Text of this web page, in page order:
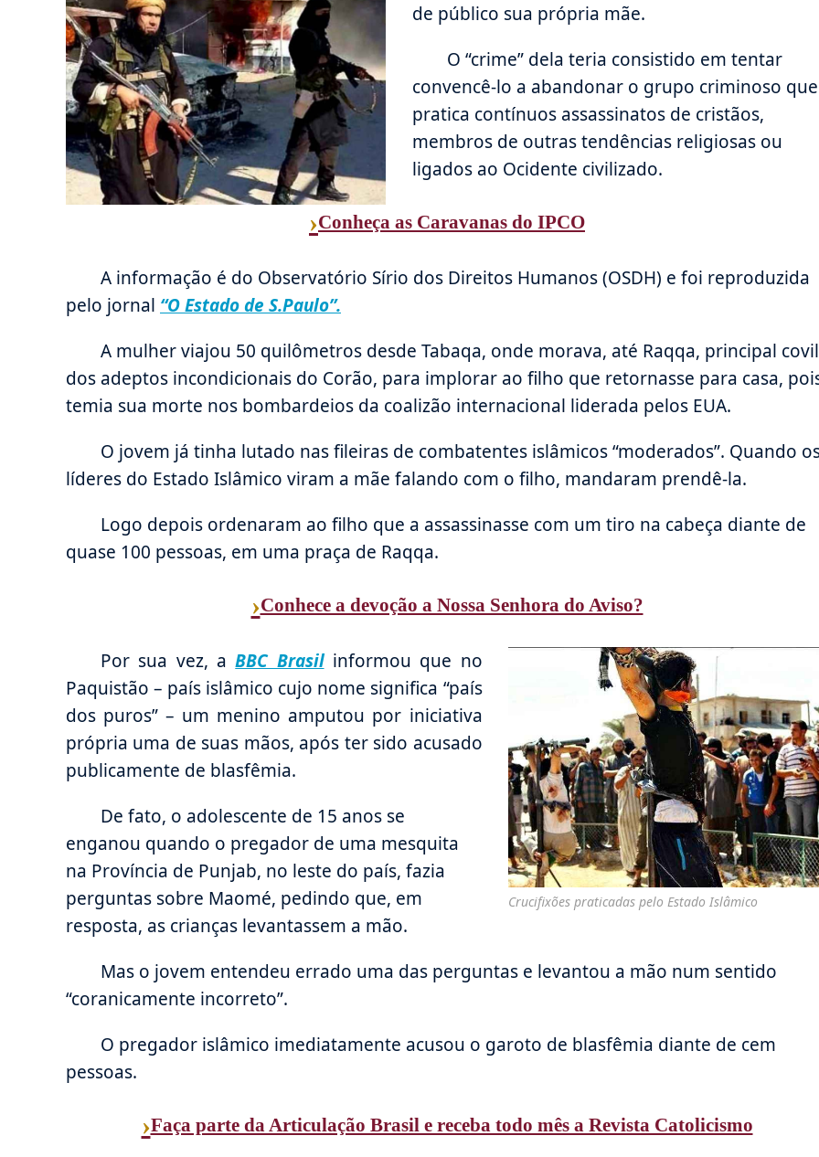
de público sua própria mãe.
O “crime” dela teria consistido em tentar
convencê-lo a abandonar o grupo criminoso que
pratica contínuos assassinatos de cristãos,
membros de outras tendências religiosas ou
ligados ao Ocidente civilizado.
›Conheça as Caravanas do IPCO
A informação é do Observatório Sírio dos Direitos Humanos (OSDH) e foi reproduzida
pelo jornal “O Estado de S.Paulo”.
A mulher viajou 50 quilômetros desde Tabaqa, onde morava, até Raqqa, principal covil
dos adeptos incondicionais do Corão, para implorar ao filho que retornasse para casa,
temia sua morte nos bombardeios da coalizão internacional liderada pelos EUA.
O jovem já tinha lutado nas fileiras de combatentes islâmicos “moderados”. Quando
líderes do Estado Islâmico viram a mãe falando com o filho, mandaram prendê-la.
Logo depois ordenaram ao filho que a assassinasse com um tiro na cabeça diante de
quase 100 pessoas, em uma praça de Raqqa.
›Conhece a devoção a Nossa Senhora do Aviso?
Crucifixões praticadas pelo Estado Islâmico
Por sua vez, aBBC Brasil informou que no
Paquistão – país islâmico cujo nome significa “país
dos puros” – um menino amputou por iniciativa
própria uma de suas mãos, após ter sido acusado
publicamente de blasfêmia.
De fato, o adolescente de 15 anos se
enganou quando o pregador de uma mesquita
na Província de Punjab, no leste do país, fazia
perguntas sobre Maomé, pedindo que, em
resposta, as crianças levantassem a mão.
Mas o jovem entendeu errado uma das perguntas e levantou a mão num sentido
“coranicamente incorreto”.
O pregador islâmico imediatamente acusou o garoto de blasfêmia diante de cem
pessoas.
›Faça parte da Articulação Brasil e receba todo mês a Revista Catolicismo